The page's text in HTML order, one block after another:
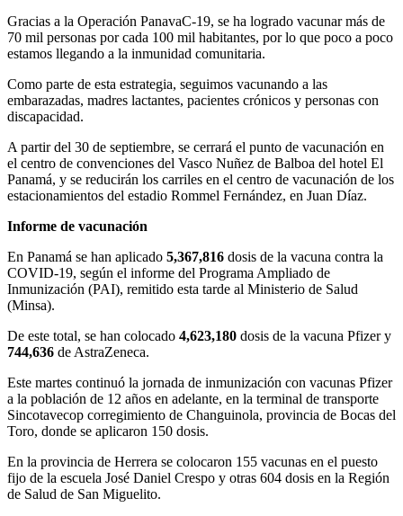
Gracias a la Operación PanavaC-19, se ha logrado vacunar más de
70 mil personas por cada 100 mil habitantes, por lo que poco a poco
estamos llegando a la inmunidad comunitaria.
Como parte de esta estrategia, seguimos vacunando a las
embarazadas, madres lactantes, pacientes crónicos y personas con
discapacidad.
A partir del 30 de septiembre, se cerrará el punto de vacunación en
el centro de convenciones del Vasco Nuñez de Balboa del hotel El
Panamá, y se reducirán los carriles en el centro de vacunación de los
estacionamientos del estadio Rommel Fernández, en Juan Díaz.
Informe de vacunación
En Panamá se han aplicado 5,367,816 dosis de la vacuna contra la
COVID-19, según el informe del Programa Ampliado de
Inmunización (PAI), remitido esta tarde al Ministerio de Salud
(Minsa).
De este total, se han colocado 4,623,180 dosis de la vacuna Pfizer y
744,636 de AstraZeneca.
Este martes continuó la jornada de inmunización con vacunas Pfizer
a la población de 12 años en adelante, en la terminal de transporte
Sincotavecop corregimiento de Changuinola, provincia de Bocas del
Toro, donde se aplicaron 150 dosis.
En la provincia de Herrera se colocaron 155 vacunas en el puesto
fijo de la escuela José Daniel Crespo y otras 604 dosis en la Región
de Salud de San Miguelito.